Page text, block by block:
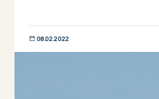
08.02.2022